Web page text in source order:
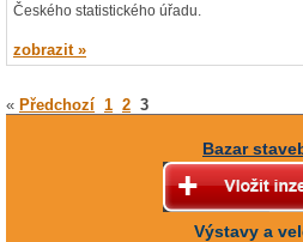
Českého statistického úřadu.
zobrazit »
« Předchozí 1 2 3
Bazar
Výstavy a